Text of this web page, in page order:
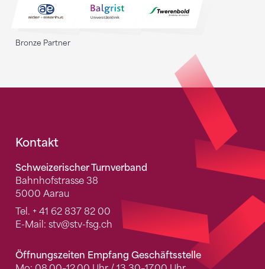
Bronze Partner
Fusszeile
Kontakt
Schweizerischer Turnverband
Bahnhofstrasse 38
5000 Aarau
Tel. + 41 62 837 82 00
E-Mail: stv@stv-fsg.ch
Öffnungszeiten Empfang Geschäftsstelle